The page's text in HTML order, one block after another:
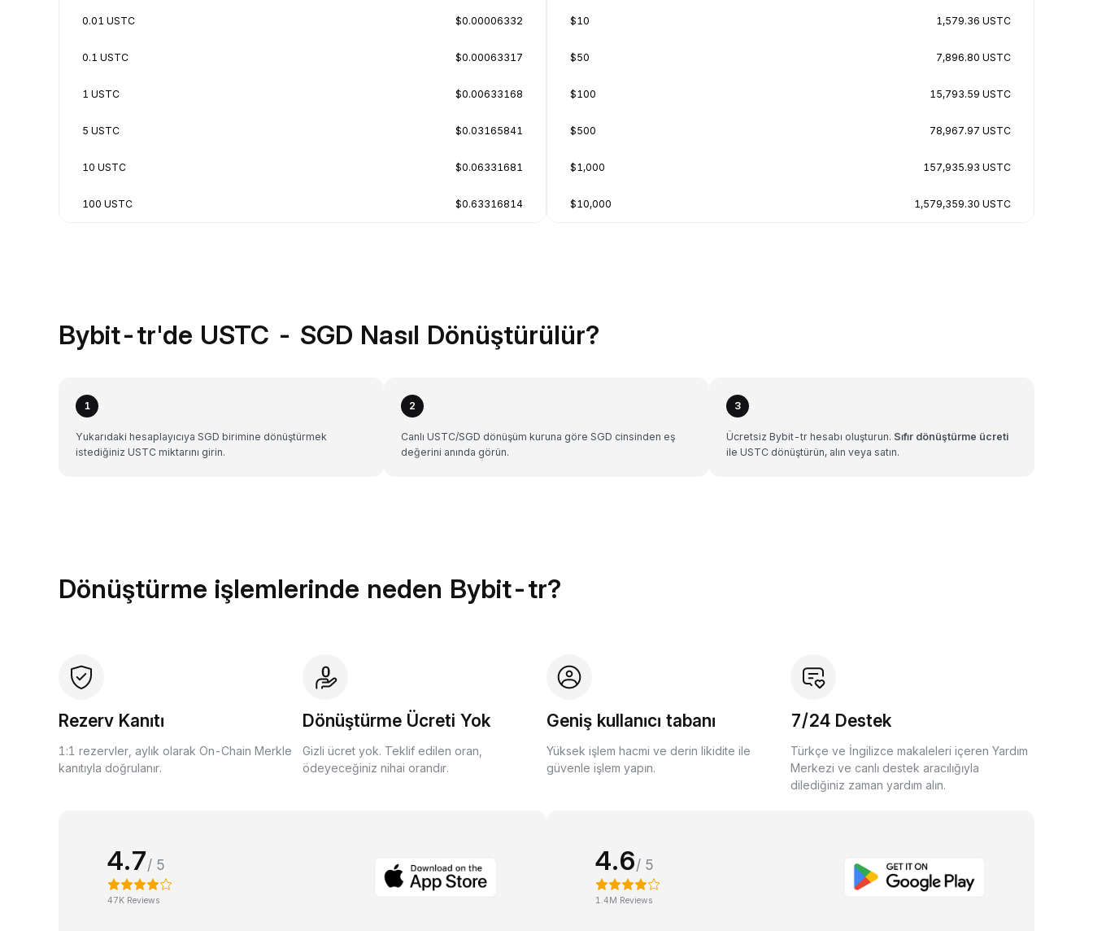
0.01 USTC $0.00006332
0.1 USTC $0.00063317
1 USTC $0.00633168
5 USTC $0.03165841
10 USTC $0.06331681
100 USTC $0.63316814
$10 1,579.36 USTC
$50 7,896.80 USTC
$100 15,793.59 USTC
$500 78,967.97 USTC
$1,000 157,935.93 USTC
$10,000 1,579,359.30 USTC
Bybit-tr'de USTC - SGD Nasıl Dönüştürülür?
1
Yukarıdaki hesaplayıcıya SGD birimine dönüştürmek
istediğiniz USTC miktarını girin.
2
Canlı USTC/SGD dönüşüm kuruna göre SGD cinsinden eş
değerini anında görün.
3
Ücretsiz Bybit-tr hesabı oluşturun. Sıfır dönüştürme ücreti
ile USTC dönüştürün, alın veya satın.
Dönüştürme işlemlerinde neden Bybit-tr?
Rezerv Kanıtı
1:1 rezervler, aylık olarak On-Chain Merkle
kanıtıyla doğrulanır.
Dönüştürme Ücreti Yok
Gizli ücret yok. Teklif edilen oran,
ödeyeceğiniz nihai orandır.
Geniş kullanıcı tabanı
Yüksek işlem hacmi ve derin likidite ile
güvenle işlem yapın.
7/24 Destek
Türkçe ve İngilizce makaleleri içeren Yardım
Merkezi ve canlı destek aracılığıyla
dilediğiniz zaman yardım alın.
4.7/ 5
47K Reviews
4.6/ 5
1.4M Reviews